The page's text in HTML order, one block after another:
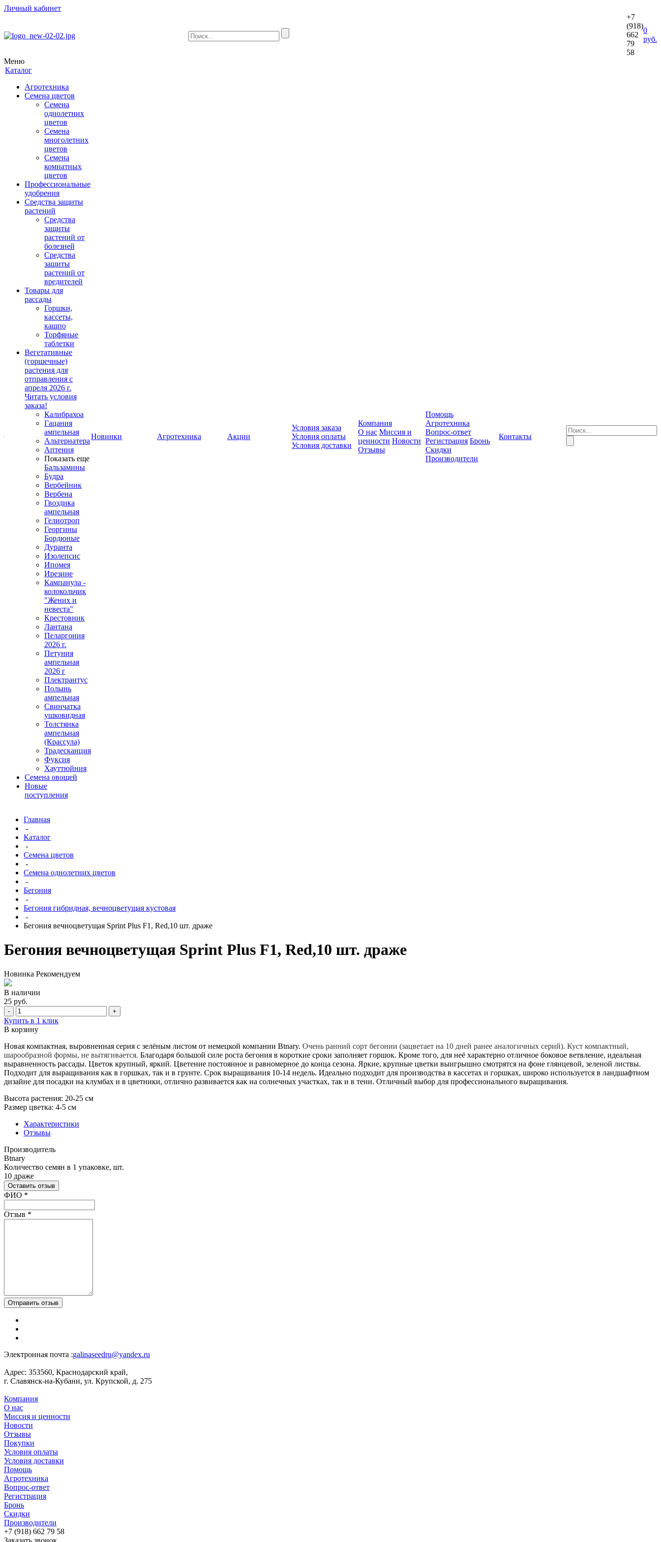
Личный кабинет
+7
(918)
662
79
58
0
руб.
Меню
Каталог
Агротехника
Семена цветов
Семена
однолетних
цветов
Семена
многолетних
цветов
Семена
комнатных
цветов
Профессиональные
удобрения
Средства защиты
растений
Средства
защиты
растений от
болезней
Средства
защиты
растений от
вредителей
Товары для
рассады
Горшки,
кассеты,
кашпо
Торфяные
таблетки
Вегетативные
(горшечные)
растения для
отправления с
апреля 2026 г.
Читать условия
заказа!
Калибрахоа
Гацания
ампельная
Альтернатера
Аптения
Показать еще
Бальзамины
Будра
Вербейник
Вербена
Гвоздика
ампельная
Гелиотроп
Георгины
Бордюные
Дуранта
Изолепсис
Ипомея
Ирезине
Кампанула -
колокольчик
"Жених и
невеста"
Крестовник
Лантана
Пеларгония
2026 г.
Петуния
ампельная
2026 г
Плектрантус
Полынь
ампельная
Свинчатка
ушковидная
Толстянка
ампельная
(Крассула)
Традесканция
Фуксия
Хауттюйния
Семена овощей
Новые
поступления
Новинки Агротехника Акции
Условия заказа
Условия оплаты
Условия доставки
Компания
О нас Миссия и
ценности Новости
Отзывы
Помощь
Агротехника
Вопрос-ответ
Регистрация Бронь
Скидки
Производители
Контакты
Главная
-
Каталог
-
Семена цветов
-
Семена однолетних цветов
-
Бегония
-
Бегония гибридная, вечноцветущая кустовая
-
Бегония вечноцветущая Sprint Plus F1, Red,10 шт. драже
Бегония вечноцветущая Sprint Plus F1, Red,10 шт. драже
Новинка Рекомендуем
В наличии
25 руб.
- +
Купить в 1 клик
В корзину
Новая компактная, выровненная серия с зелёным листом от немецкой компании Btnary. Очень ранний сорт бегонии (зацветает на 10 дней ранее аналогичных серий). Куст компактный,
шарообразной формы, не вытягивается. Благодаря большой силе роста бегония в короткие сроки заполняет горшок. Кроме того, для неё характерно отличное боковое ветвление, идеальная
выравненность рассады. Цветок крупный, яркий. Цветение постоянное и равномерное до конца сезона. Яркие, крупные цветки выигрышно смотрятся на фоне глянцевой, зеленой листвы.
Подходит для выращивания как в горшках, так и в грунте. Срок выращивания 10-14 недель. Идеально подходит для производства в кассетах и горшках, широко используется в ландшафтном
дизайне для посадки на клумбах и в цветники, отлично развивается как на солнечных участках, так и в тени. Отличный выбор для профессионального выращивания.
Высота растения: 20-25 см
Размер цветка: 4-5 см
Характеристики
Отзывы
Производитель
Btnary
Количество семян в 1 упаковке, шт.
10 драже
Оставить отзыв
Ваш отзыв был отправлен!
ФИО *
Отзыв *
Отправить отзыв
Электронная почта :galinaseedru@yandex.ru
Адрес: 353560, Краснодарский край,
г. Славянск-на-Кубани, ул. Крупской, д. 275
Компания
О нас
Миссия и ценности
Новости
Отзывы
Покупки
Условия оплаты
Условия доставки
Помощь
Агротехника
Вопрос-ответ
Регистрация
Бронь
Скидки
Производители
+7 (918) 662 79 58
Заказать звонок